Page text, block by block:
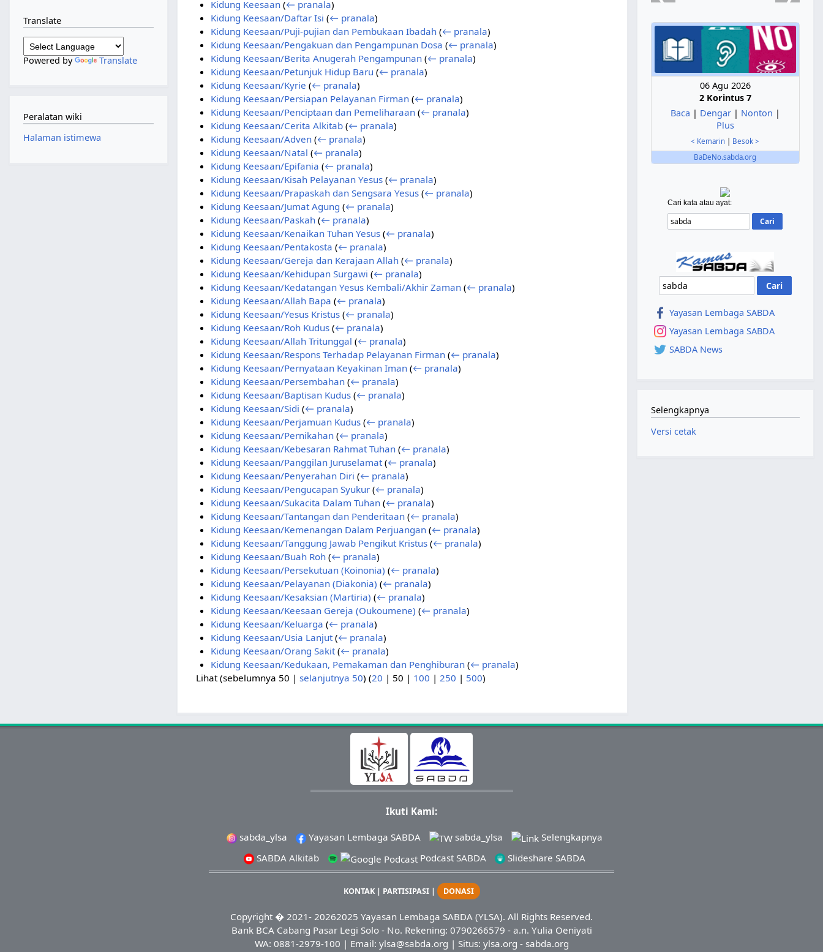
Kidung Keesaan (← pranala)
Kidung Keesaan/Daftar Isi (← pranala)
Kidung Keesaan/Puji-pujian dan Pembukaan Ibadah (← pranala)
Kidung Keesaan/Pengakuan dan Pengampunan Dosa (← pranala)
Kidung Keesaan/Berita Anugerah Pengampunan (← pranala)
Kidung Keesaan/Petunjuk Hidup Baru (← pranala)
Kidung Keesaan/Kyrie (← pranala)
Kidung Keesaan/Persiapan Pelayanan Firman (← pranala)
Kidung Keesaan/Penciptaan dan Pemeliharaan (← pranala)
Kidung Keesaan/Cerita Alkitab (← pranala)
Kidung Keesaan/Adven (← pranala)
Kidung Keesaan/Natal (← pranala)
Kidung Keesaan/Epifania (← pranala)
Kidung Keesaan/Kisah Pelayanan Yesus (← pranala)
Kidung Keesaan/Prapaskah dan Sengsara Yesus (← pranala)
Kidung Keesaan/Jumat Agung (← pranala)
Kidung Keesaan/Paskah (← pranala)
Kidung Keesaan/Kenaikan Tuhan Yesus (← pranala)
Kidung Keesaan/Pentakosta (← pranala)
Kidung Keesaan/Gereja dan Kerajaan Allah (← pranala)
Kidung Keesaan/Kehidupan Surgawi (← pranala)
Kidung Keesaan/Kedatangan Yesus Kembali/Akhir Zaman (← pranala)
Kidung Keesaan/Allah Bapa (← pranala)
Kidung Keesaan/Yesus Kristus (← pranala)
Kidung Keesaan/Roh Kudus (← pranala)
Kidung Keesaan/Allah Tritunggal (← pranala)
Kidung Keesaan/Respons Terhadap Pelayanan Firman (← pranala)
Kidung Keesaan/Pernyataan Keyakinan Iman (← pranala)
Kidung Keesaan/Persembahan (← pranala)
Kidung Keesaan/Baptisan Kudus (← pranala)
Kidung Keesaan/Sidi (← pranala)
Kidung Keesaan/Perjamuan Kudus (← pranala)
Kidung Keesaan/Pernikahan (← pranala)
Kidung Keesaan/Kebesaran Rahmat Tuhan (← pranala)
Kidung Keesaan/Panggilan Juruselamat (← pranala)
Kidung Keesaan/Penyerahan Diri (← pranala)
Kidung Keesaan/Pengucapan Syukur (← pranala)
Kidung Keesaan/Sukacita Dalam Tuhan (← pranala)
Kidung Keesaan/Tantangan dan Penderitaan (← pranala)
Kidung Keesaan/Kemenangan Dalam Perjuangan (← pranala)
Kidung Keesaan/Tanggung Jawab Pengikut Kristus (← pranala)
Kidung Keesaan/Buah Roh (← pranala)
Kidung Keesaan/Persekutuan (Koinonia) (← pranala)
Kidung Keesaan/Pelayanan (Diakonia) (← pranala)
Kidung Keesaan/Kesaksian (Martiria) (← pranala)
Kidung Keesaan/Keesaan Gereja (Oukoumene) (← pranala)
Kidung Keesaan/Keluarga (← pranala)
Kidung Keesaan/Usia Lanjut (← pranala)
Kidung Keesaan/Orang Sakit (← pranala)
Kidung Keesaan/Kedukaan, Pemakaman dan Penghiburan (← pranala)
Lihat (sebelumnya 50 |selanjutnya 50) (20 | 50 | 100 |250 | 500)
Translate
Powered by Translate
Peralatan wiki
Halaman istimewa
06 Agu 2026
2 Korintus 7
Baca | Dengar| Nonton |
Plus
< Kemarin
Besok >
BaDeNo.sabda.org
Cari kata atau ayat:
Yayasan Lembaga SABDA
Yayasan Lembaga SABDA
SABDA News
Selengkapnya
Versi cetak
Ikuti Kami:
sabda_ylsa Yayasan Lembaga SABDA sabda_ylsa
Selengkapnya
SABDA Alkitab
Podcast SABDA Slideshare SABDA
KONTAK| PARTISIPASI| DONASI
Copyright � 2021- 20262025 Yayasan Lembaga SABDA (YLSA). All Rights Reserved.
Bank BCA Cabang Pasar Legi Solo - No. Rekening: 0790266579 - a.n. Yulia Oeniyati
WA: 0881-2979-100 | Email: ylsa@sabda.org | Situs: ylsa.org - sabda.org